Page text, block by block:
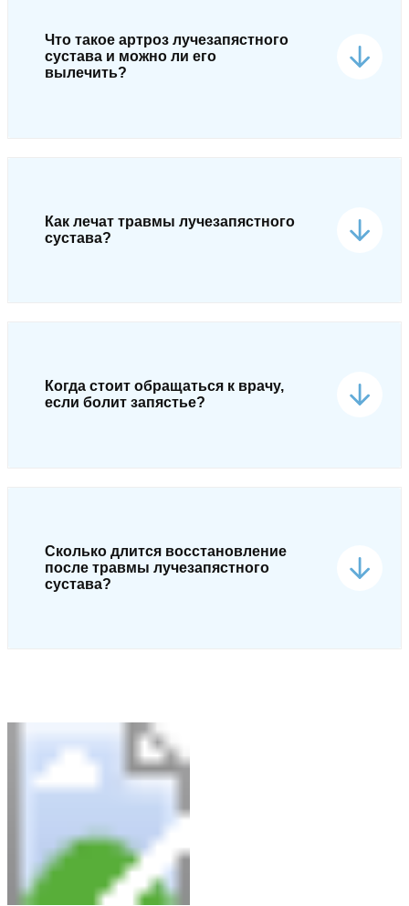
Что такое артроз лучезапястного
сустава и можно ли его
вылечить?
Как лечат травмы лучезапястного
сустава?
Когда стоит обращаться к врачу,
если болит запястье?
Сколько длится восстановление
после травмы лучезапястного
сустава?